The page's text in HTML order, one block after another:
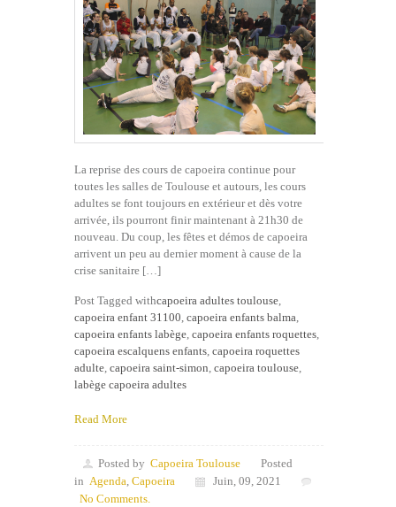
La reprise des cours de capoeira continue pour
toutes les salles de Toulouse et autours, les cours
adultes se font toujours en extérieur et dès votre
arrivée, ils pourront finir maintenant à 21h30 de
nouveau. Du coup, les fêtes et démos de capoeira
arrivent un peu au dernier moment à cause de la
crise sanitaire […]
Post Tagged withcapoeira adultes toulouse
capoeira enfant 31100 capoeira enfants balma
capoeira enfants labège capoeira enfants roquettes
capoeira escalquens enfants capoeira roquettes
adulte capoeira saint-simon capoeira toulouse
labège capoeira adultes
Read More
Posted by Capoeira Toulouse
Posted
in Agenda Capoeira
Juin, 09, 2021
No Comments.